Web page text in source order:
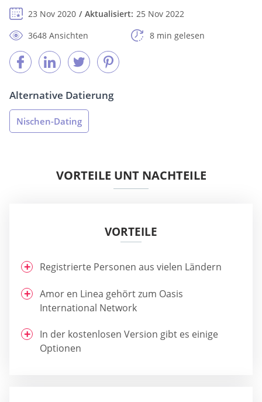
23 Nov 2020 Aktualisiert: 25 Nov 2022
3648 Ansichten
8 min gelesen
Alternative Datierung
Nischen-Dating
VORTEILE UNT NACHTEILE
VORTEILE
Registrierte Personen aus vielen Ländern
Amor en Linea gehört zum Oasis
International Network
In der kostenlosen Version gibt es einige
Optionen